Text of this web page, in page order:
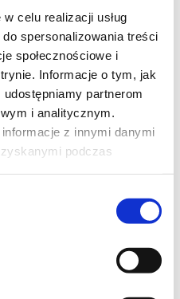
celu realizacji usług
do spersonalizowania treści
społecznościowe i
Informacje o tym, jak
partnerom
i analitycznym.
z innymi danymi
podczas